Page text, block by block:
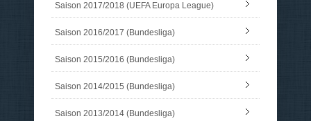
Saison 2017/2018 (UEFA Europa League)
Saison 2016/2017 (Bundesliga)
Saison 2015/2016 (Bundesliga)
Saison 2014/2015 (Bundesliga)
Saison 2013/2014 (Bundesliga)